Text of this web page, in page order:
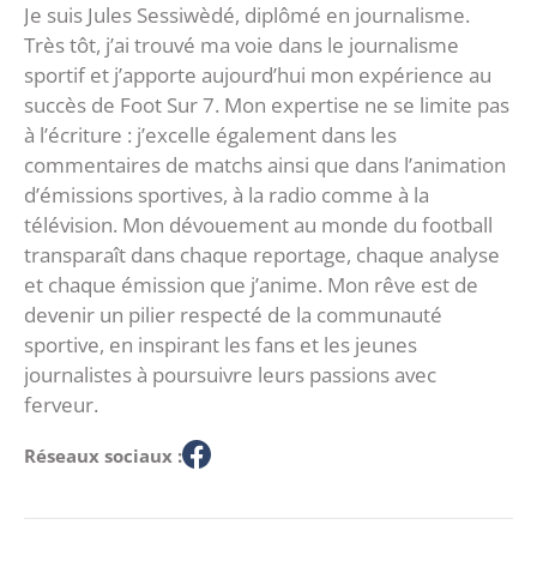
Je suis Jules Sessiwèdé, diplômé en journalisme.
Très tôt, j’ai trouvé ma voie dans le journalisme
sportif et j’apporte aujourd’hui mon expérience au
succès de Foot Sur 7. Mon expertise ne se limite pas
à l’écriture : j’excelle également dans les
commentaires de matchs ainsi que dans l’animation
d’émissions sportives, à la radio comme à la
télévision. Mon dévouement au monde du football
transparaît dans chaque reportage, chaque analyse
et chaque émission que j’anime. Mon rêve est de
devenir un pilier respecté de la communauté
sportive, en inspirant les fans et les jeunes
journalistes à poursuivre leurs passions avec
ferveur.
Réseaux sociaux :